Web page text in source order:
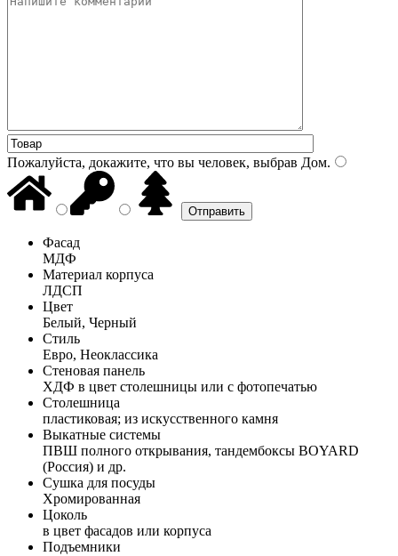
Пожалуйста, докажите, что вы человек, выбрав Дом.
Фасад
МДФ
Материал корпуса
ЛДСП
Цвет
Белый, Черный
Стиль
Евро, Неоклассика
Стеновая панель
ХДФ в цвет столешницы или с фотопечатью
Столешница
пластиковая; из искусственного камня
Выкатные системы
ПВШ полного открывания, тандембоксы BOYARD
(Россия) и др.
Сушка для посуды
Хромированная
Цоколь
в цвет фасадов или корпуса
Подъемники